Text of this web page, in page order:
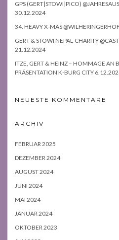
GPS (GERT|STOWI|PICO)
30.12.2024
34. HEAVY X-MAS
GERT & STOWI NEPAL-CHARITY
21.12.2024
ITZE, GERT & HEINZ – HOMMAGE AN
PRÄSENTATION K-BURG CITY
NEUESTE KOMMENTARE
ARCHIV
FEBRUAR 2025
DEZEMBER 2024
AUGUST 2024
JUNI 2024
MAI 2024
JANUAR 2024
OKTOBER 2023